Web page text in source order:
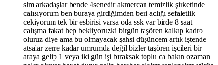
slm arkadaşlar bende 4senedir akmercan temizlik şirketinde
calışıyorum ben buraya girdiğimden beri aclığı sefaletlik
cekiyorum tek bir esbirisi varsa oda ssk var birde 8 saat
calışma fakat hep bekliyoruzki birgün taşören kalkıp kadro
oluruz diye ama bu olmayacak şahsi düşüncem artık iştende
atsalar zerre kadar umrumda değil bizler taşören işcileri bir
araya gelip 1 veya iki gün işi bıraksak toplu ca bakın ozaman